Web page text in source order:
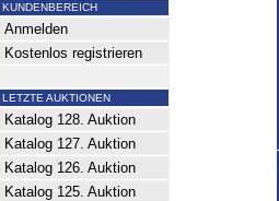
KUNDENBEREICH
Anmelden
Kostenlos registrieren
LETZTE AUKTIONEN
Katalog 128. Auktion
Katalog 127. Auktion
Katalog 126. Auktion
Katalog 125. Auktion